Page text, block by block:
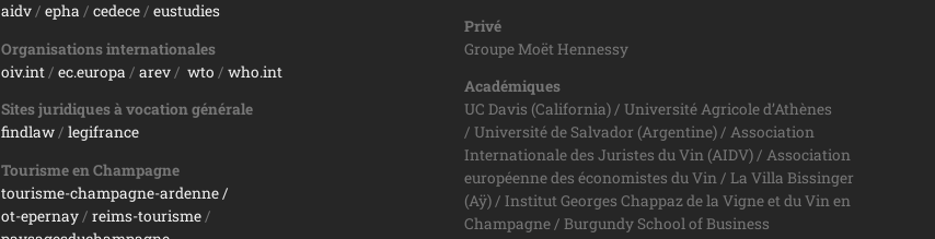
aidv/ epha / cedece/ eustudies
Organisations internationales
oiv.int/ ec.europa / arev/ wto / who.int
Sites juridiques à vocation générale
findlaw/ legifrance
Tourisme en Champagne
tourisme-champagne-ardenne /
ot-epernay/ reims-tourisme/
Privé
Groupe Moët Hennessy
Académiques
UC Davis (California) / Université Agricole d’Athènes
/ Université de Salvador (Argentine) / Association
Internationale des Juristes du Vin (AIDV) / Association
européenne des économistes du Vin / La Villa Bissinger
(Aÿ) / Institut Georges Chappaz de la Vigne et du Vin en
Champagne / Burgundy School of Business